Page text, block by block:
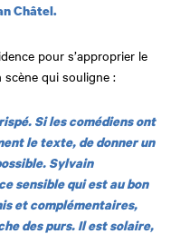
Châtel.
pour s’approprier le
qui souligne :
Si les comédiens ont
le texte, de donner un
Sylvain
sensible qui est au bon
et complémentaires,
des purs. Il est solaire,